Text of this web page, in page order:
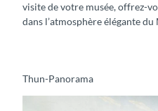
visite de votre musée, offrez-
dans l’atmosphère élégante du
Thun-Panorama